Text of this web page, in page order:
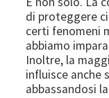
di proteggere
certi fenomeni
abbiamo
Inoltre, la
influisce anche
abbassandosi